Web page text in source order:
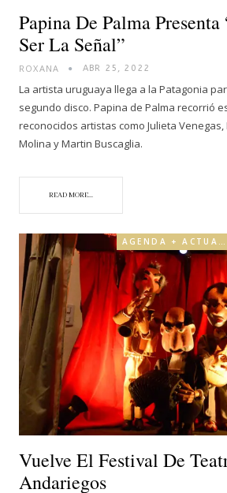
Papina De Palma Presenta
Ser La Señal”
ROXANA ABR 25, 2022
La artista uruguaya llega a la Patagonia
segundo disco. Papina de Palma recorrió
reconocidos artistas como Julieta Venegas,
Molina y Martin Buscaglia.
READ MORE...
Vuelve El Festival De
Andariegos